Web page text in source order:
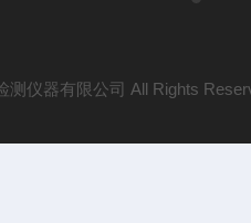
测仪器有限公司 All Rights